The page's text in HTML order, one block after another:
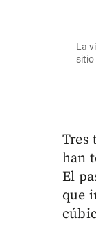
La
sitio
Tres
han
El
que